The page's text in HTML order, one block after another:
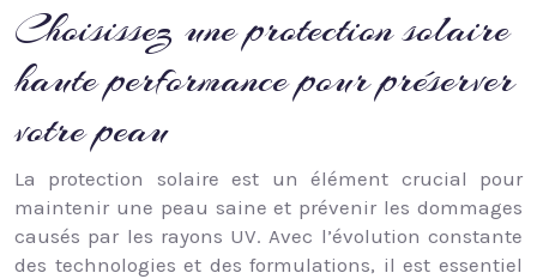
Choisissez une protection solaire
haute performance pour préserver
votre peau
La protection solaire est un élément crucial pour
maintenir une peau saine et prévenir les dommages
causés par les rayons UV. Avec l’évolution constante
des technologies et des formulations, il est essentiel